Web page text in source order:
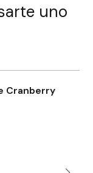
uno
Cranberry